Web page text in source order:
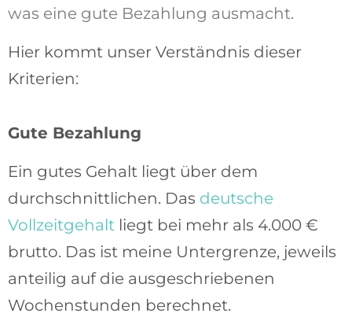
was eine gute Bezahlung ausmacht.
Hier kommt unser Verständnis dieser
Kriterien:
Gute Bezahlung
Ein gutes Gehalt liegt über dem
durchschnittlichen. Das deutsche
Vollzeitgehalt liegt bei mehr als 4.000 €
brutto. Das ist meine Untergrenze, jeweils
anteilig auf die ausgeschriebenen
Wochenstunden berechnet.